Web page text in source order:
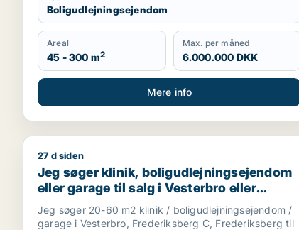
Boligudlejningsejendom
Areal
45 - 300 m2
Max. per måned
6.000.000 DKK
Mere info
Jeg søger klinik, boligudlejningsejendom eller
27 d siden
Jeg søger klinik, boligudlejningsejendom
eller garage til salg i Vesterbro eller
Frederiksberg
Jeg søger 20-60 m2 klinik / boligudlejningsejendom /
garage i Vesterbro, Frederiksberg C, Frederiksberg til